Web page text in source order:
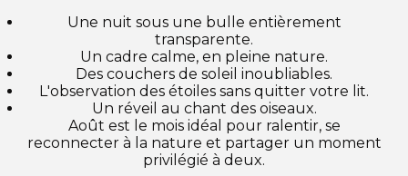
Une nuit sous une bulle entièrement
transparente.
Un cadre calme, en pleine nature.
Des couchers de soleil inoubliables.
L'observation des étoiles sans quitter votre lit.
Un réveil au chant des oiseaux.
Août est le mois idéal pour ralentir, se
reconnecter à la nature et partager un moment
privilégié à deux.